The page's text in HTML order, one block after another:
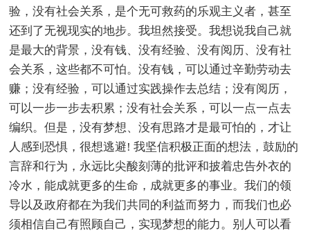
验，没有社会关系，是个无可救药的乐观主义者，甚至
还到了无视现实的地步。我坦然接受。我想说我自己就
是最大的背景，没有钱、没有经验、没有阅历、没有社
会关系，这些都不可怕。没有钱，可以通过辛勤劳动去
赚；没有经验，可以通过实践操作去总结；没有阅历，
可以一步一步去积累；没有社会关系，可以一点一点去
编织。但是，没有梦想、没有思路才是最可怕的，才让
人感到恐惧，很想逃避! 我坚信积极正面的想法，鼓励的
言辞和行为，永远比尖酸刻薄的批评和披着忠告外衣的
冷水，能成就更多的生命，成就更多的事业。我们的领
导以及政府都在为我们共同的利益而努力，而我们也必
须相信自己有照顾自己，实现梦想的能力。别人可以看